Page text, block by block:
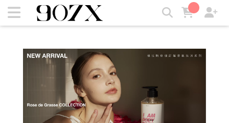
907香氛系列 | 907X